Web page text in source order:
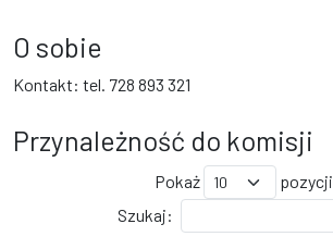
O sobie
Kontakt: tel. 728 893 321
Przynależność do komisji
Pokaż
pozycji
Szukaj: